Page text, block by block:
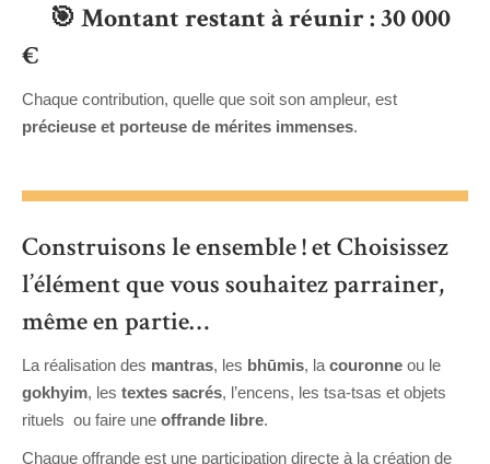
🎯 Montant restant à réunir : 30 000
€
Chaque contribution, quelle que soit son ampleur, est
précieuse et porteuse de mérites immenses.
Construisons le ensemble ! et Choisissez
l’élément que vous souhaitez parrainer,
même en partie…
La réalisation des mantras, les bhūmis, la couronne ou le
gokhyim, les textes sacrés, l’encens, les tsa-tsas et objets
rituels ou faire une offrande libre.
Chaque offrande est une participation directe à la création de